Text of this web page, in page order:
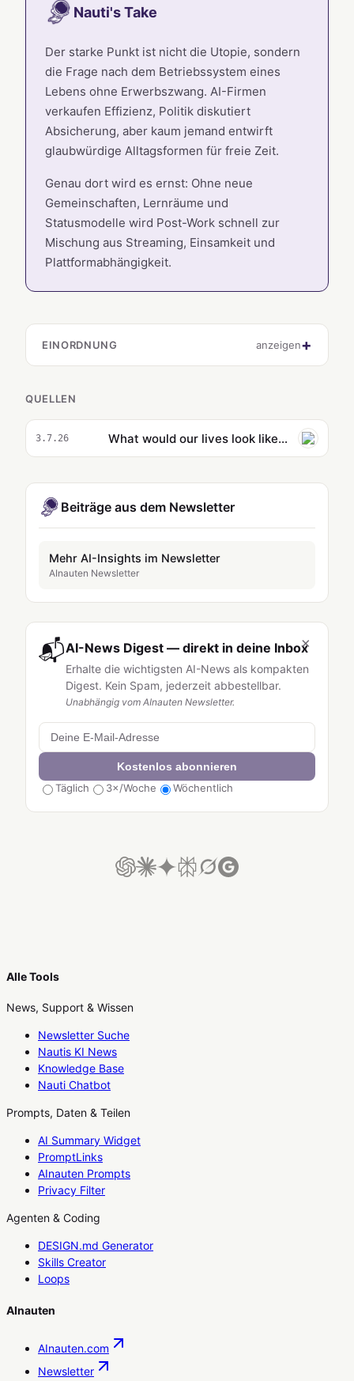
Nauti's Take
Der starke Punkt ist nicht die Utopie, sondern
die Frage nach dem Betriebssystem eines
Lebens ohne Erwerbszwang. AI-Firmen
verkaufen Effizienz, Politik diskutiert
Absicherung, aber kaum jemand entwirft
glaubwürdige Alltagsformen für freie Zeit.
Genau dort wird es ernst: Ohne neue
Gemeinschaften, Lernräume und
Statusmodelle wird Post-Work schnell zur
Mischung aus Streaming, Einsamkeit und
Plattformabhängigkeit.
EINORDNUNG anzeigen
QUELLEN
3.7.26 What would our lives look like if we no longer had to work? As a thought experiment I tried to imagine | Brigid Delaney
Beiträge aus dem Newsletter
Mehr AI-Insights im Newsletter
AInauten Newsletter
×
📬AI-News Digest — direkt in deine Inbox
Erhalte die wichtigsten AI-News als kompakten
Digest. Kein Spam, jederzeit abbestellbar.
Unabhängig vom AInauten Newsletter.
Kostenlos abonnieren
Täglich
3×/Woche Wöchentlich
Alle Tools
News, Support & Wissen
Newsletter Suche
Nautis KI News
Knowledge Base
Nauti Chatbot
Prompts, Daten & Teilen
AI Summary Widget
PromptLinks
AInauten Prompts
Privacy Filter
Agenten & Coding
DESIGN.md Generator
Skills Creator
Loops
AInauten
AInauten.com
Newsletter